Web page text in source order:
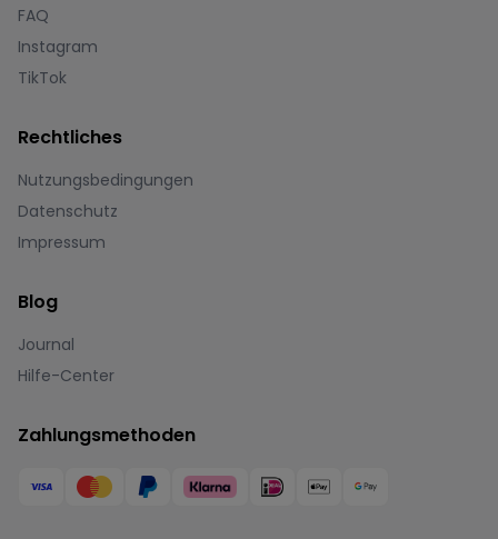
FAQ
Instagram
TikTok
Rechtliches
Nutzungsbedingungen
Datenschutz
Impressum
Blog
Journal
Hilfe-Center
Zahlungsmethoden